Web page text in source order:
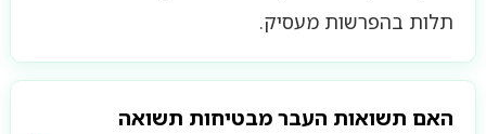
תלות בהפרשות מעסיק.
האם תשואות העבר מבטיחות תשואה